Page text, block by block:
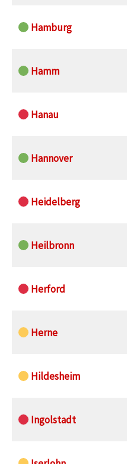
Hamburg
Hamm
Hanau
Hannover
Heidelberg
Heilbronn
Herford
Herne
Hildesheim
Ingolstadt